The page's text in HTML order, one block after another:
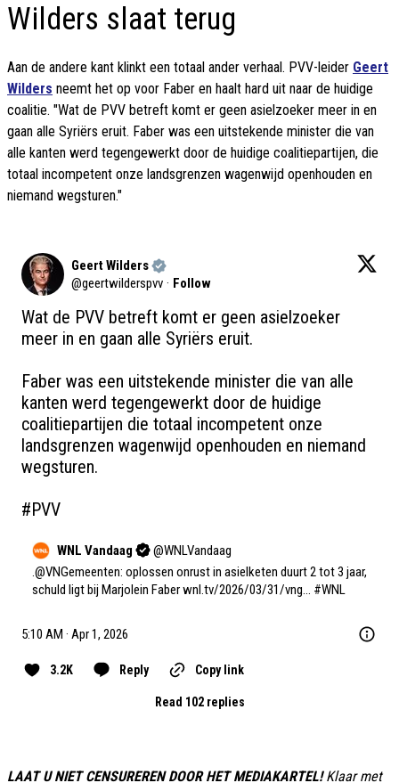
Wilders slaat terug
Aan de andere kant klinkt een totaal ander verhaal. PVV-leider Geert
Wilders neemt het op voor Faber en haalt hard uit naar de huidige
coalitie. "Wat de PVV betreft komt er geen asielzoeker meer in en
gaan alle Syriërs eruit. Faber was een uitstekende minister die van
alle kanten werd tegengewerkt door de huidige coalitiepartijen, die
totaal incompetent onze landsgrenzen wagenwijd openhouden en
niemand wegsturen."
Geert Wilders
@geertwilderspvv · Follow
Wat de PVV betreft komt er geen asielzoeker
meer in en gaan alle Syriërs eruit.
Faber was een uitstekende minister die van alle
kanten werd tegengewerkt door de huidige
coalitiepartijen die totaal incompetent onze
landsgrenzen wagenwijd openhouden en niemand
wegsturen.
#PVV
WNL Vandaag @WNLVandaag
.@VNGemeenten: oplossen onrust in asielketen duurt 2 tot 3 jaar,
schuld ligt bij Marjolein Faber wnl.tv/2026/03/31/vng… #WNL
5:10 AM · Apr 1, 2026
3.2K Reply Copy link
Read 102 replies
LAAT U NIET CENSUREREN DOOR HET MEDIAKARTEL! Klaar met